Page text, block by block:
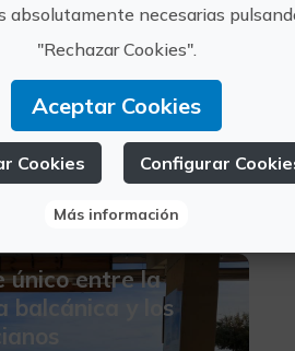
110€
ALICANTE
Actividades náuticas
único entre la
balcánica y los
absolutamente necesarias
"Rechazar Cookies".
Aceptar Cookies
Cookies Configurar
Más información